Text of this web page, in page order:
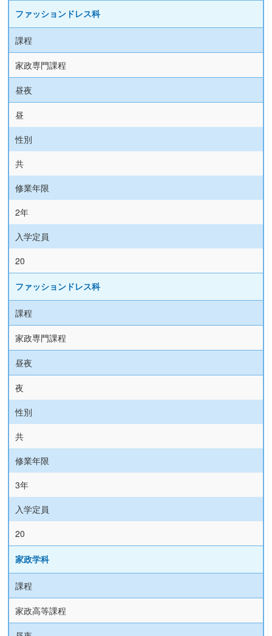
ファッションドレス科
課程
家政専門課程
昼夜
昼
性別
共
修業年限
2年
入学定員
20
ファッションドレス科
課程
家政専門課程
昼夜
夜
性別
共
修業年限
3年
入学定員
20
家政学科
課程
家政高等課程